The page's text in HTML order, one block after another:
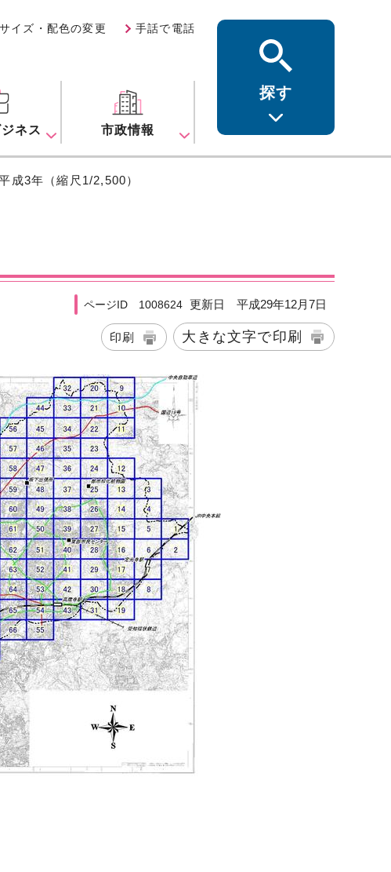
イズ・配色の変更 手話で電話
ネス 市政情報
探す
成3年（縮尺1/2,500）
ページID 1008624 更新日 平成29年12月7日
印刷 大きな文字で印刷